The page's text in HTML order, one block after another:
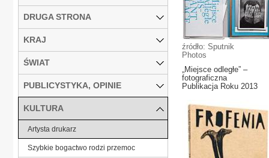
źródło: Sputnik
Photos
„Miejsce odległe” –
fotograficzna
Publikacja Roku 2013
DRUGA STRONA
KRAJ
ŚWIAT
PUBLICYSTYKA, OPINIE
KULTURA
Artysta drukarz
Szybkie bogactwo rodzi przemoc